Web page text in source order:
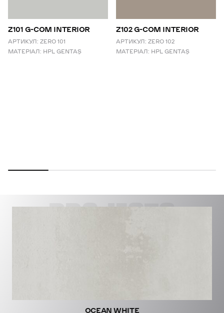
Z101 G-COM INTERIOR
АРТИКУЛ: ZERO 101
МАТЕРІАЛ: HPL GENTAŞ
Z102 G-COM INTERIOR
АРТИКУЛ: ZERO 102
МАТЕРІАЛ: HPL GENTAŞ
PROJECTS
OCEAN WHITE